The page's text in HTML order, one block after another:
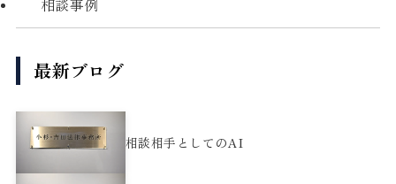
相談事例
最新ブログ
相談相手としてのAI